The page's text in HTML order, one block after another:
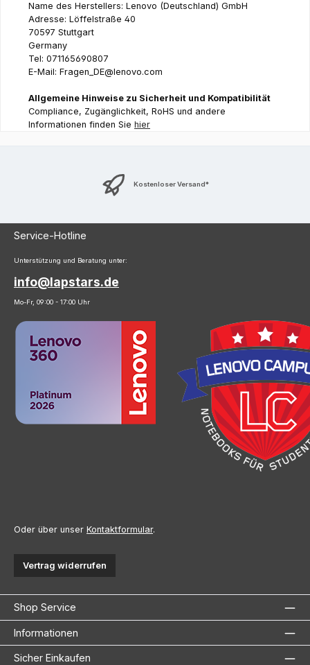
Name des Herstellers: Lenovo (Deutschland) GmbH
Adresse: Löffelstraße 40
70597 Stuttgart
Germany
Tel: 071165690807
E-Mail: Fragen_DE@lenovo.com
Allgemeine Hinweise zu Sicherheit und Kompatibilität
Compliance, Zugänglichkeit, RoHS und andere
Informationen finden Sie hier
Kostenloser Versand*
Service-Hotline
Unterstützung und Beratung unter:
info@lapstars.de
Mo-Fr, 09:00 - 17:00 Uhr
Oder über unser Kontaktformular.
Vertrag widerrufen
Shop Service
Informationen
Sicher Einkaufen